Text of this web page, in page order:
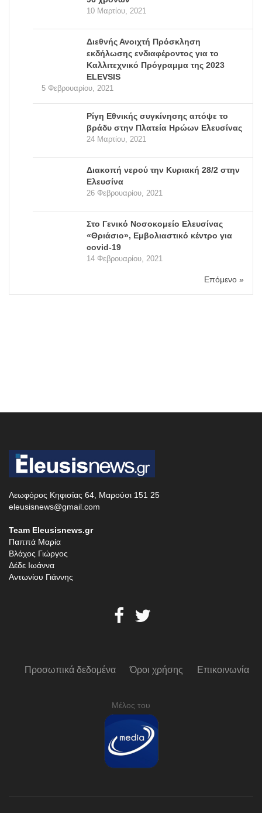
10 Μαρτίου, 2021
Διεθνής Ανοιχτή Πρόσκληση
εκδήλωσης ενδιαφέροντος για το
Καλλιτεχνικό Πρόγραμμα της 2023
ELEVSIS
5 Φεβρουαρίου, 2021
Ρίγη Εθνικής συγκίνησης απόψε το
βράδυ στην Πλατεία Ηρώων Ελευσίνας
24 Μαρτίου, 2021
Διακοπή νερού την Κυριακή 28/2 στην
Ελευσίνα
26 Φεβρουαρίου, 2021
Στο Γενικό Νοσοκομείο Ελευσίνας
«Θριάσιο», Εμβολιαστικό κέντρο για
covid-19
14 Φεβρουαρίου, 2021
Επόμενο »
Λεωφόρος Κηφισίας 64, Μαρούσι 151 25
eleusisnews@gmail.com
Team Eleusisnews.gr
Παππά Μαρία
Βλάχος Γιώργος
Δέδε Ιωάννα
Αντωνίου Γιάννης
Προσωπικά δεδομένα Όροι χρήσης Επικοινωνία
Μέλος του